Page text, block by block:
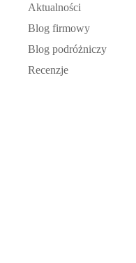
Aktualności
Blog firmowy
Blog podróżniczy
Recenzje